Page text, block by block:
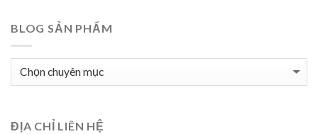
BLOG SẢN PHẨM
BLOG
SẢN
ĐỊA CHỈ LIÊN HỆ